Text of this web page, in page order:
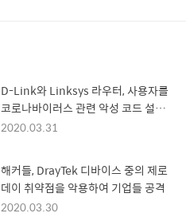
D-Link와 Linksys 라우터, 사용자를
코로나바이러스 관련 악성 코드 설치
페이지로 이동시켜
2020.03.31
해커들, DrayTek 디바이스 중의 제로
데이 취약점을 악용하여 기업들 공격
2020.03.30